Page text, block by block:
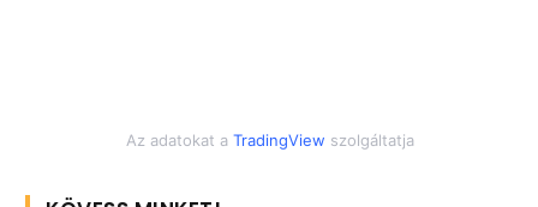
Az adatokat a TradingView szolgáltatja